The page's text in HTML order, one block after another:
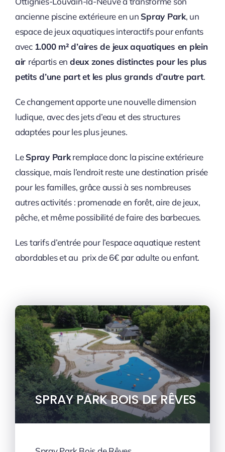
ancienne piscine extérieure en un Spray Park, un
espace de jeux aquatiques interactifs pour enfants
avec 1.000 m² d’aires de jeux aquatiques en plein
air répartis en deux zones distinctes pour les plus
petits d’une part et les plus grands d’autre part.
Ce changement apporte une nouvelle dimension
ludique, avec des jets d’eau et des structures
adaptées pour les plus jeunes.
LeSpray Parkremplace donc la piscine extérieure
classique, mais l’endroit reste une destination prisée
pour les familles, grâce aussi à ses nombreuses
autres activités : promenade en forêt, aire de jeux,
pêche, et même possibilité de faire des barbecues.
Les tarifs d’entrée pour l’espace aquatique restent
abordables et au prix de 6€ par adulte ou enfant.
SPRAY PARK BOIS DE RÊVES